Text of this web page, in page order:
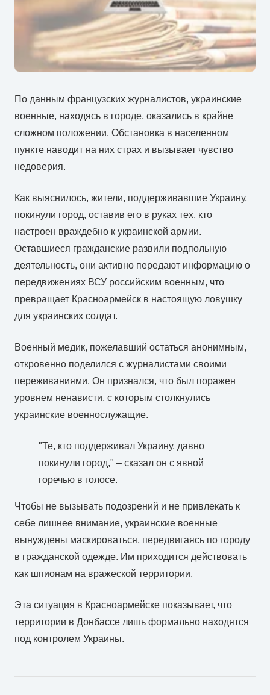
По данным французских журналистов, украинские
военные, находясь в городе, оказались в крайне
сложном положении. Обстановка в населенном
пункте наводит на них страх и вызывает чувство
недоверия.
Как выяснилось, жители, поддерживавшие Украину,
покинули город, оставив его в руках тех, кто
настроен враждебно к украинской армии.
Оставшиеся гражданские развили подпольную
деятельность, они активно передают информацию о
передвижениях ВСУ российским военным, что
превращает Красноармейск в настоящую ловушку
для украинских солдат.
Военный медик, пожелавший остаться анонимным,
откровенно поделился с журналистами своими
переживаниями. Он признался, что был поражен
уровнем ненависти, с которым столкнулись
украинские военнослужащие.
"Те, кто поддерживал Украину, давно
покинули город," – сказал он с явной
горечью в голосе.
Чтобы не вызывать подозрений и не привлекать к
себе лишнее внимание, украинские военные
вынуждены маскироваться, передвигаясь по городу
в гражданской одежде. Им приходится действовать
как шпионам на вражеской территории.
Эта ситуация в Красноармейске показывает, что
территории в Донбассе лишь формально находятся
под контролем Украины.